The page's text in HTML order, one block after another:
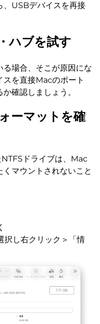
、USBデバイスを再接
ハブを試す
場合、そこが原因にな
スを直接Macのポート
確認しましょう。
ーマットを確
ドライブは、Mac
マウントされないこと
択し右クリック＞「情